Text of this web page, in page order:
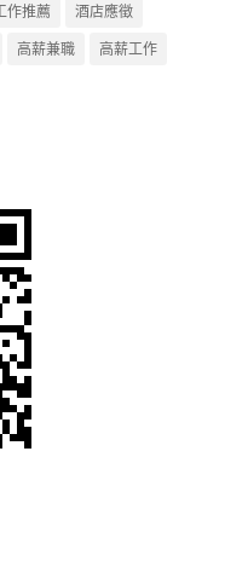
作推薦
酒店應徵
高薪兼職
高薪工作